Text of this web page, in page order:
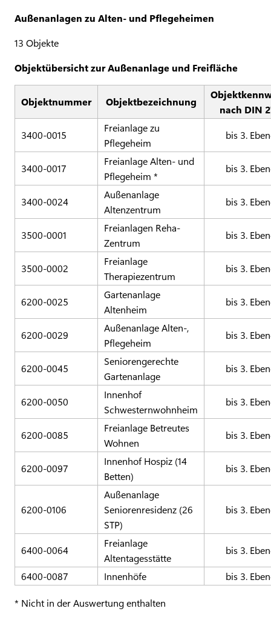
Außenanlagen zu Alten- und Pflegeheimen
13 Objekte
Objektübersicht zur Außenanlage und Freifläche
Objektnummer Objektbezeichnung
nach DIN
3400-0015
Freianlage zu
Pflegeheim
bis 3.
3400-0017
Freianlage Alten- und
Pflegeheim *
bis 3.
3400-0024
Außenanlage
Altenzentrum
bis 3.
3500-0001
Freianlagen Reha-
Zentrum
bis 3.
3500-0002
Freianlage
Therapiezentrum
bis 3.
6200-0025
Gartenanlage
Altenheim
bis 3.
6200-0029
Außenanlage Alten-,
Pflegeheim
bis 3.
6200-0045
Seniorengerechte
Gartenanlage
bis 3.
6200-0050
Innenhof
Schwesternwohnheim
bis 3.
6200-0085
Freianlage Betreutes
Wohnen
bis 3.
6200-0097
Innenhof Hospiz (14
Betten)
bis 3.
6200-0106
Außenanlage
Seniorenresidenz (26
STP)
bis 3.
6400-0064
Freianlage
Altentagesstätte
bis 3.
6400-0087 Innenhöfe bis 3.
* Nicht in der Auswertung enthalten